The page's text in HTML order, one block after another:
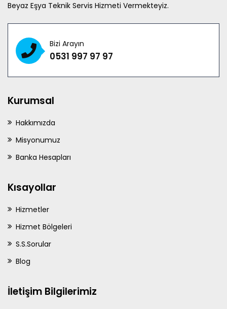
Beyaz Eşya Teknik Servis Hizmeti Vermekteyiz.
Bizi Arayın
0531 997 97 97
Kurumsal
Hakkımızda
Misyonumuz
Banka Hesapları
Kısayollar
Hizmetler
Hizmet Bölgeleri
S.S.Sorular
Blog
İletişim Bilgilerimiz